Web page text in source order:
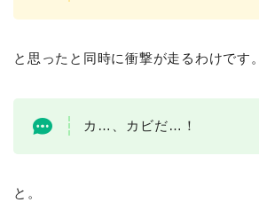
と思ったと同時に衝撃が走るわけです。
カ…、カビだ…！
と。